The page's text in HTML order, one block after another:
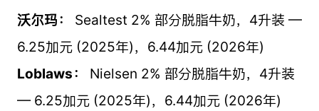
沃尔玛：
Sealtest 2% 部分脱脂牛奶，4升装 —
6.25加元 (2025年)，6.44加元 (2026年)
Loblaws：
Nielsen 2% 部分脱脂牛奶，4升装
— 6.25加元 (2025年)，6.44加元 (2026年)